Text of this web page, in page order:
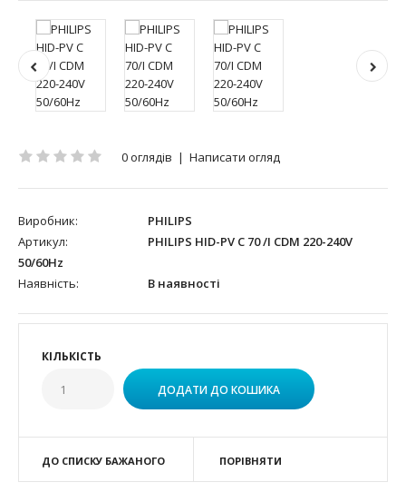
0 оглядів | Написати огляд
Виробник:
PHILIPS
Артикул:
PHILIPS HID-PV C 70 /I CDM 220-240V
50/60Hz
Наявність:
В наявності
КІЛЬКІСТЬ
ДО СПИСКУ БАЖАНОГО ПОРІВНЯТИ